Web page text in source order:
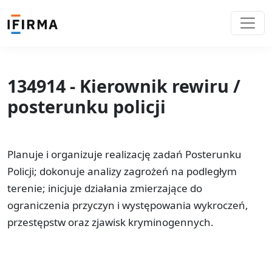
134914 - Kierownik rewiru /
posterunku policji
Planuje i organizuje realizację zadań Posterunku
Policji; dokonuje analizy zagrożeń na podległym
terenie; inicjuje działania zmierzające do
ograniczenia przyczyn i występowania wykroczeń,
przestępstw oraz zjawisk kryminogennych.